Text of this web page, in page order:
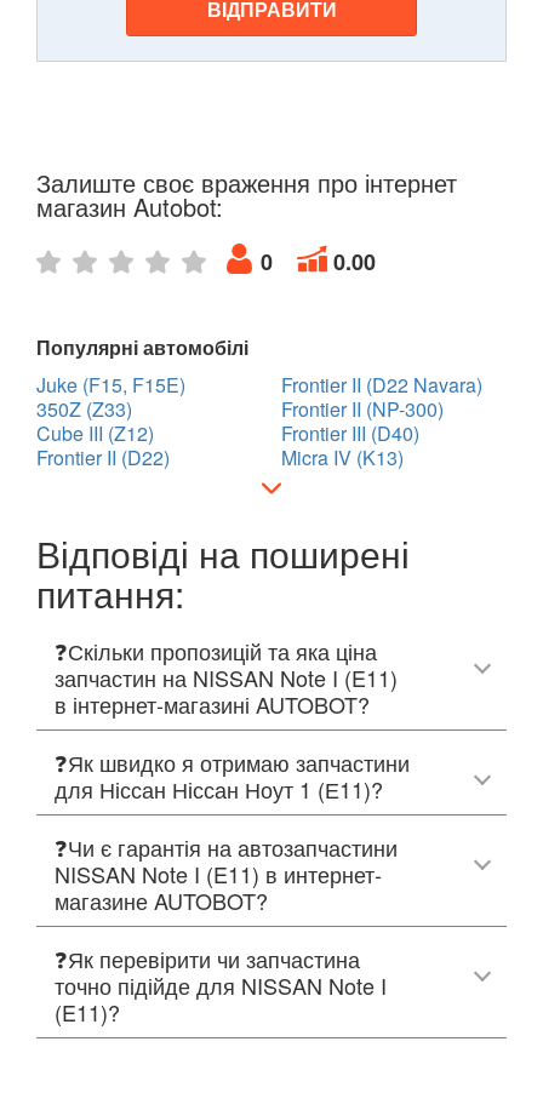
ВІДПРАВИТИ
Залиште своє враження про інтернет
магазин Autobot:
0 0.00
Популярні автомобілі
Juke (F15, F15E)
350Z (Z33)
Cube III (Z12)
Frontier II (D22)
Frontier II (D22 Navara)
Frontier II (NP-300)
Frontier III (D40)
Micra IV (K13)
Відповіді на поширені
питання:
❓Скільки пропозицій та яка ціна
запчастин на NISSAN Note I (E11)
в інтернет-магазині AUTOBOT?
❓Як швидко я отримаю запчастини
для Ніссан Ніссан Ноут 1 (Е11)?
❓Чи є гарантія на автозапчастини
NISSAN Note I (E11) в интернет-
магазине AUTOBOT?
❓Як перевірити чи запчастина
точно підійде для NISSAN Note I
(E11)?